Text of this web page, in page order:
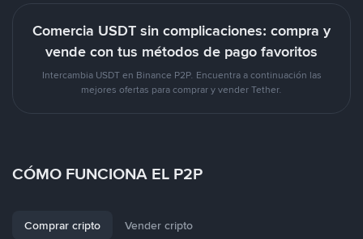
Comercia USDT sin complicaciones: compra y
vende con tus métodos de pago favoritos
Intercambia USDT en Binance P2P. Encuentra a continuación las
mejores ofertas para comprar y vender Tether.
CÓMO FUNCIONA EL P2P
Comprar cripto Vender cripto